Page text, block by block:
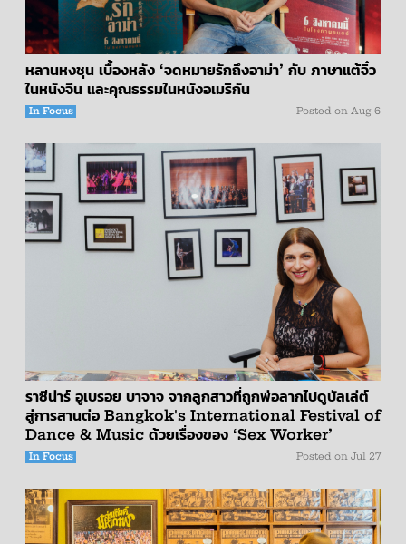
หลานหงชุน เบื้องหลัง ‘จดหมายรักถึงอาม่า’ กับ ภาษาแต้จิ๋ว
ในหนังจีน และคุณธรรมในหนังอเมริกัน
In Focus Posted on Aug 6
ราซีน่าร์ อูเบรอย บาจาจ จากลูกสาวที่ถูกพ่อลากไปดูบัลเล่ต์
สู่การสานต่อ Bangkok's International Festival of
Dance & Music ด้วยเรื่องของ ‘Sex Worker’
In Focus Posted on Jul 27